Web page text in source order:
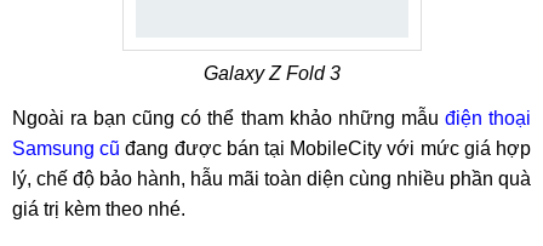
Galaxy Z Fold 3
Ngoài ra bạn cũng có thể tham khảo những mẫu điện thoại
Samsung cũ đang được bán tại MobileCity với mức giá hợp
lý, chế độ bảo hành, hẫu mãi toàn diện cùng nhiều phần quà
giá trị kèm theo nhé.